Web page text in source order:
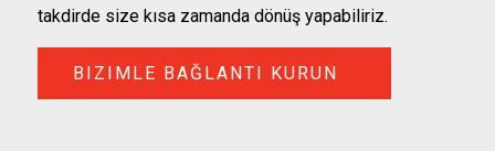
takdirde size kısa zamanda dönüş yapabiliriz.
BIZIMLE BAĞLANTI KURUN